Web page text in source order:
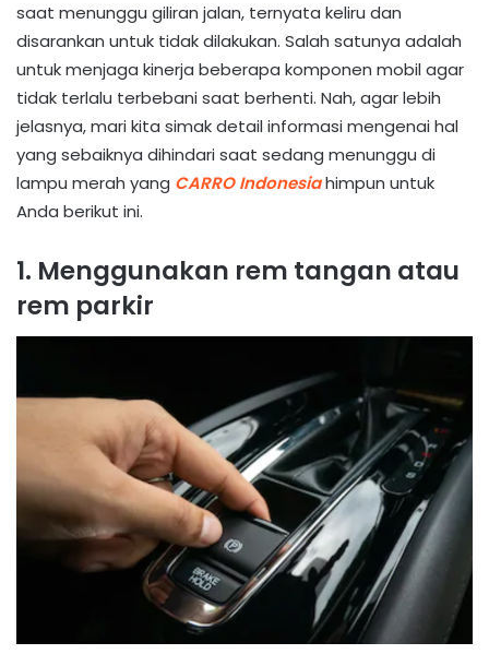
saat menunggu giliran jalan, ternyata keliru dan
disarankan untuk tidak dilakukan. Salah satunya adalah
untuk menjaga kinerja beberapa komponen mobil agar
tidak terlalu terbebani saat berhenti. Nah, agar lebih
jelasnya, mari kita simak detail informasi mengenai hal
yang sebaiknya dihindari saat sedang menunggu di
lampu merah yang CARRO Indonesiahimpun untuk
Anda berikut ini.
1. Menggunakan rem tangan atau
rem parkir